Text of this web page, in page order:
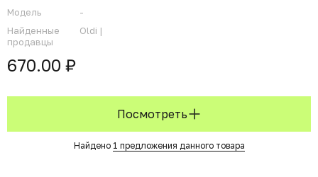
Модель
-
Найденные
продавцы
Oldi |
670.00 ₽
Посмотреть
Найдено 1 предложения данного товара